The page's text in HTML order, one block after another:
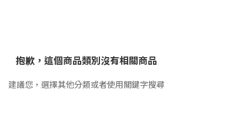
抱歉，這個商品類別沒有相關商品
建議您，選擇其他分類或者使用關鍵字搜尋